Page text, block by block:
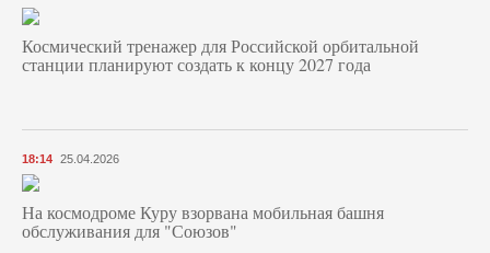
Космический тренажер для Российской орбитальной
станции планируют создать к концу 2027 года
18:14 25.04.2026
На космодроме Куру взорвана мобильная башня
обслуживания для "Союзов"